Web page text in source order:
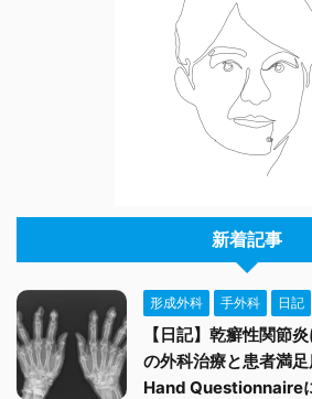
新着記事
形成外科 手外科 日記
【日記】乾癬性関節
の外科治療と患者満
Hand Questionnaire